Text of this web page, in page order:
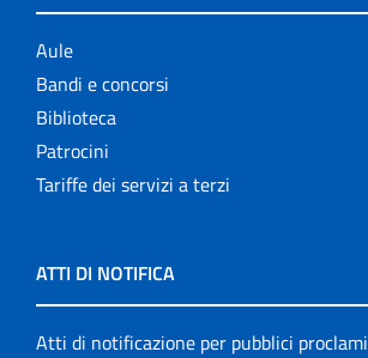
Aule
Bandi e concorsi
Biblioteca
Patrocini
Tariffe dei servizi a terzi
ATTI DI NOTIFICA
Atti di notificazione per pubblici proclami